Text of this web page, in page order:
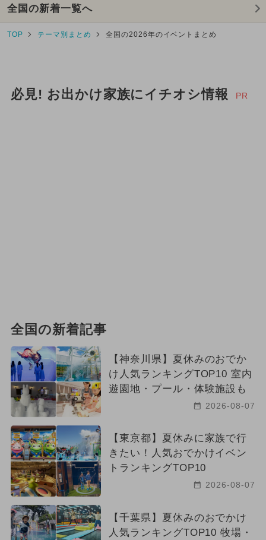
全国の新着一覧へ
TOP テーマ別まとめ 全国の2026年のイベントまとめ
必見! お出かけ家族にイチオシ情報 PR
全国の新着記事
【神奈川県】夏休みのおでか
け人気ランキングTOP10 室内
遊園地・プール・体験施設も
2026-08-07
【東京都】夏休みに家族で行
きたい！人気おでかけイベン
トランキングTOP10
2026-08-07
【千葉県】夏休みのおでかけ
人気ランキングTOP10 牧場・